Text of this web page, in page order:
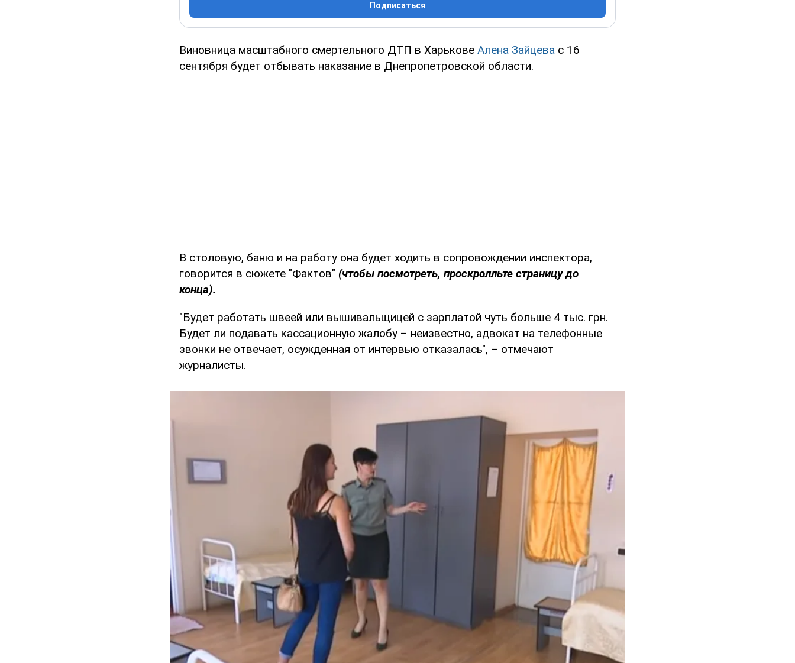
Подписаться
Виновница масштабного смертельного ДТП в Харькове Алена Зайцева с 16
сентября будет отбывать наказание в Днепропетровской области.
В столовую, баню и на работу она будет ходить в сопровождении инспектора,
говорится в сюжете "Фактов" (чтобы посмотреть, проскролльте страницу до
конца).
"Будет работать швеей или вышивальщицей с зарплатой чуть больше 4 тыс. грн.
Будет ли подавать кассационную жалобу – неизвестно, адвокат на телефонные
звонки не отвечает, осужденная от интервью отказалась", – отмечают
журналисты.